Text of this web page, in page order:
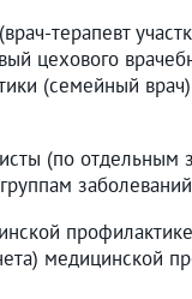
терапевт
цехового
(семейный
(по отдельным
медицинской